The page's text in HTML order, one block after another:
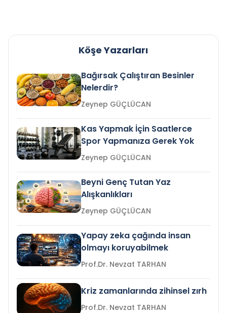
Köşe Yazarları
Bağırsak Çalıştıran Besinler
Nelerdir?
Zeynep GÜÇLÜCAN
Kas Yapmak İçin Saatlerce
Spor Yapmanıza Gerek Yok
Zeynep GÜÇLÜCAN
Beyni Genç Tutan Yaz
Alışkanlıkları
Zeynep GÜÇLÜCAN
Yapay zeka çağında insan
olmayı koruyabilmek
Prof.Dr. Nevzat TARHAN
Kriz zamanlarında zihinsel zırh
Prof.Dr. Nevzat TARHAN